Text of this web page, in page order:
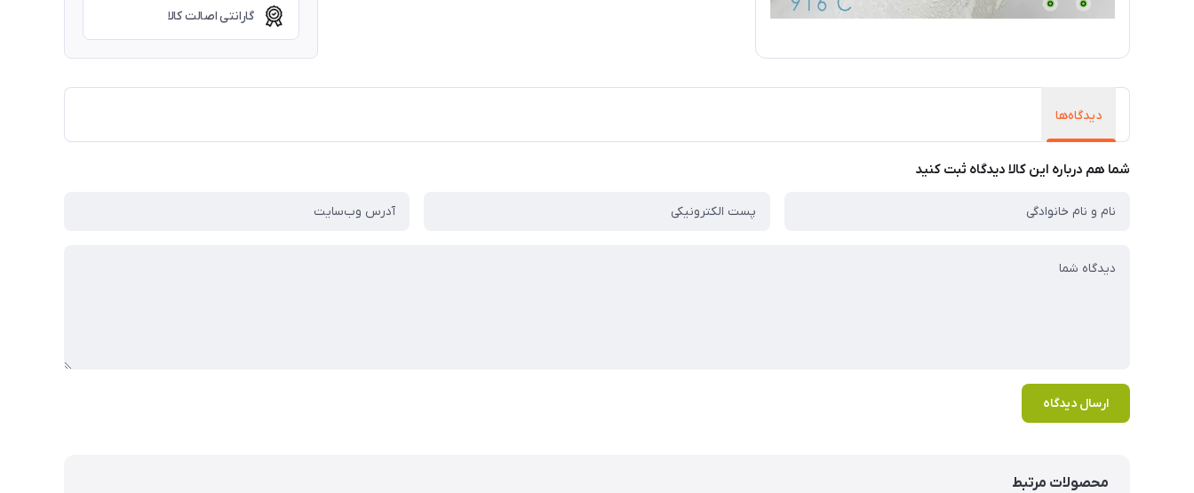
گارانتی اصالت کالا
دیدگاه‌ها
شما هم درباره این کالا دیدگاه ثبت کنید
ارسال دیدگاه
محصولات مرتبط